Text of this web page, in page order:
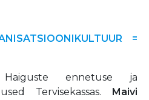
=
ennetuse ja
Tervisekassas. Maivi